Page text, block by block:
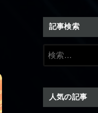
記事検索
人気の記事